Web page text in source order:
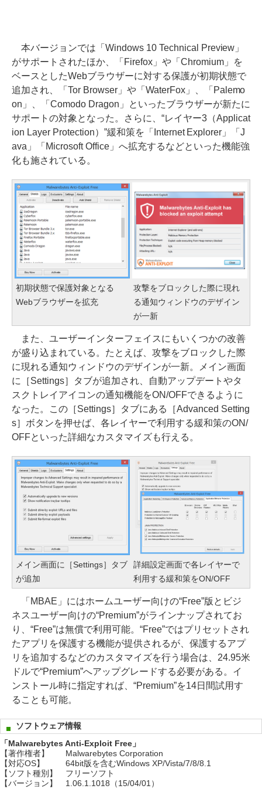
本バージョンでは「Windows 10 Technical Preview」
がサポートされたほか、「Firefox」や「Chromium」を
ベースとしたWebブラウザーに対する保護が初期状態で
追加され、「Tor Browser」や「WaterFox」、「Palemo
on」、「Comodo Dragon」といったブラウザーが新たに
サポートの対象となった。さらに、“レイヤー3（Applicat
ion Layer Protection）”緩和策を「Internet Explorer」「J
ava」「Microsoft Office」へ拡充するなどといった機能強
化も施されている。
初期状態で保護対象となる
Webブラウザーを拡充
攻撃をブロックした際に現れ
る通知ウィンドウのデザイン
が一新
また、ユーザーインターフェイスにもいくつかの改善
が盛り込まれている。たとえば、攻撃をブロックした際
に現れる通知ウィンドウのデザインが一新。メイン画面
に［Settings］タブが追加され、自動アップデートやタ
スクトレイアイコンの通知機能をON/OFFできるように
なった。この［Settings］タブにある［Advanced Setting
s］ボタンを押せば、各レイヤーで利用する緩和策のON/
OFFといった詳細なカスタマイズも行える。
メイン画面に［Settings］タブ
が追加
詳細設定画面で各レイヤーで
利用する緩和策をON/OFF
「MBAE」にはホームユーザー向けの“Free”版とビジ
ネスユーザー向けの“Premium”がラインナップされてお
り、“Free”は無償で利用可能。“Free”ではプリセットされ
たアプリを保護する機能が提供されるが、保護するアプ
リを追加するなどのカスタマイズを行う場合は、24.95米
ドルで“Premium”へアップグレードする必要がある。イ
ンストール時に指定すれば、“Premium”を14日間試用す
ることも可能。
ソフトウェア情報
「Malwarebytes Anti-Exploit Free」
【著作権者】
Malwarebytes Corporation
【対応OS】
64bit版を含むWindows XP/Vista/7/8/8.1
【ソフト種別】
フリーソフト
【バージョン】
1.06.1.1018（15/04/01）